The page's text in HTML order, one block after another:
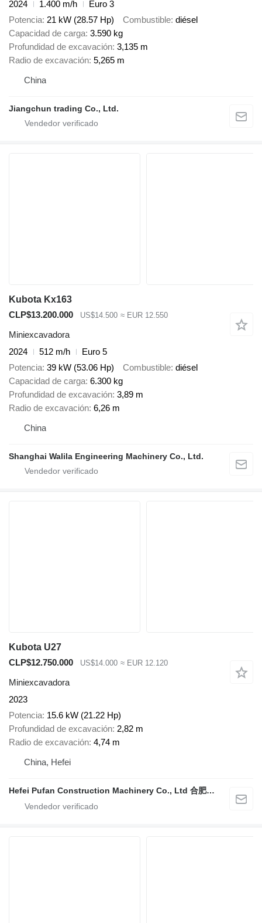
2024
1.400 m/h
Euro 3
Potencia 21 kW (28.57 Hp) Combustible diésel
Capacidad de carga 3.590 kg
Profundidad de excavación 3,135 m
Radio de excavación 5,265 m
China
Jiangchun trading Co., Ltd.
Kubota Kx163
CLP$13.200.000
US$14.500 ≈ EUR 12.550
Miniexcavadora
2024
512 m/h
Euro 5
Potencia 39 kW (53.06 Hp) Combustible diésel
Capacidad de carga 6.300 kg
Profundidad de excavación 3,89 m
Radio de excavación 6,26 m
China
Shanghai Walila Engineering Machinery Co., Ltd.
Kubota U27
CLP$12.750.000
US$14.000 ≈ EUR 12.120
Miniexcavadora
2023
Potencia 15.6 kW (21.22 Hp)
Profundidad de excavación 2,82 m
Radio de excavación 4,74 m
China, Hefei
Hefei Pufan Construction Machinery Co., Ltd 合肥朴凡工程机械有限公司